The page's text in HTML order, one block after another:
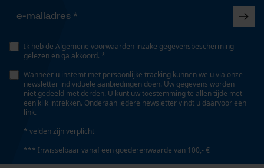
Leveringsomvang
1 x sweatshirt jas
Motief
JOBMAN 1975
Ik heb de Algemene voorwaarden inzake gegevensbescherming
gelezen en ga akkoord. *
Wanneer u instemt met persoonlijke tracking kunnen we u via onze
newsletter individuele aanbiedingen doen. Uw gegevens worden
niet gedeeld met derden. U kunt uw toestemming te allen tijde met
een klik intrekken. Onderaan iedere newsletter vindt u daarvoor een
link.
* velden zijn verplicht
*** Inwisselbaar vanaf een goederenwaarde van 100,- €
YouTube-video's
Google Maps
Marketing Cookies
Google Global Site Tag